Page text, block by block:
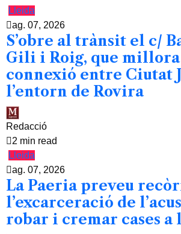
Lleida
ag. 07, 2026
S’obre al trànsit el c/
Gili i Roig, que
connexió entre Ciutat
l’entorn de Rovira
Redacció
2 min read
Lleida
ag. 07, 2026
La Paeria preveu
l’excarceració de
robar i cremar cases a